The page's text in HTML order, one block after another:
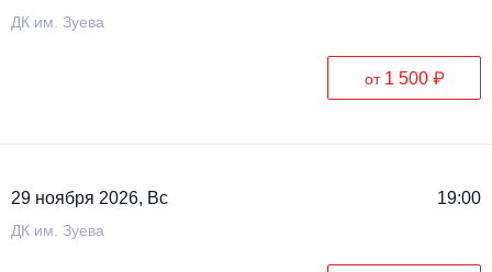
ДК им. Зуева
от 1 500 ₽
29 ноября 2026, Вс 19:00
ДК им. Зуева